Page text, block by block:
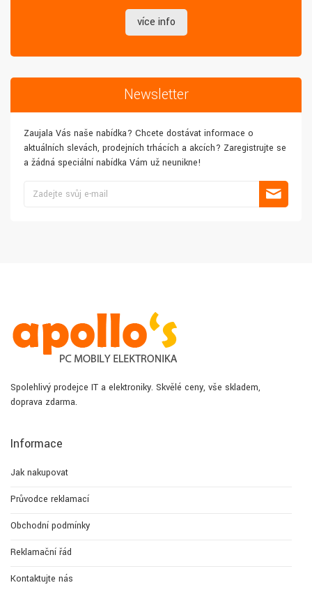
více info
Newsletter
Zaujala Vás naše nabídka? Chcete dostávat informace o
aktuálních slevách, prodejních trhácích a akcích? Zaregistrujte se
a žádná speciální nabídka Vám už neunikne!
Spolehlivý prodejce IT a elektroniky. Skvělé ceny, vše skladem,
doprava zdarma.
Informace
Jak nakupovat
Průvodce reklamací
Obchodní podmínky
Reklamační řád
Kontaktujte nás